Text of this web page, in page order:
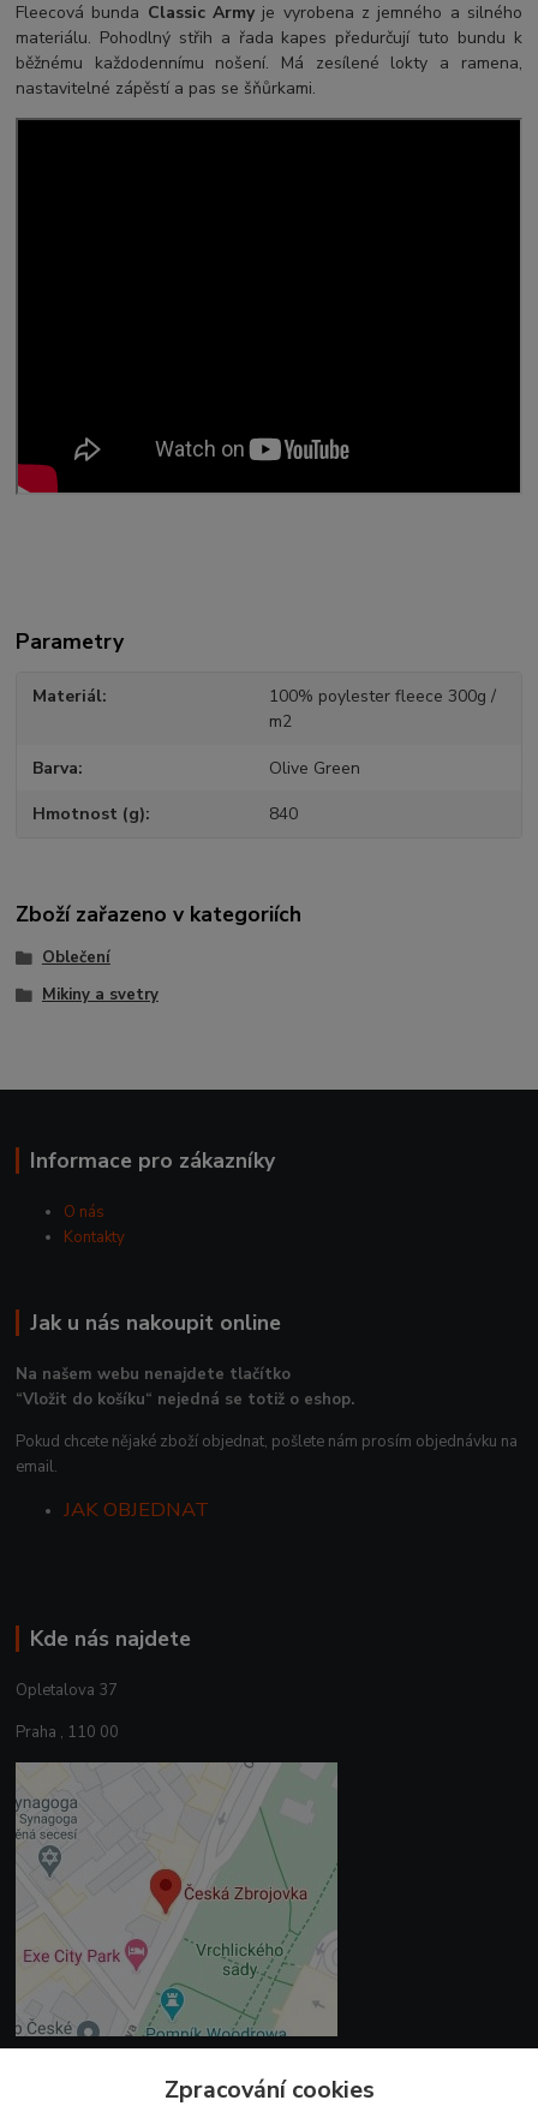
Fleecová bunda Classic Armyje vyrobena z jemného a silného
materiálu. Pohodlný střih a řada kapes předurčují tuto bundu k
běžnému každodennímu nošení. Má zesílené lokty a ramena,
nastavitelné zápěstí a pas se šňůrkami.
Parametry
Materiál
100% poylester fleece 300g /
m2
Barva Olive Green
Hmotnost (g) 840
Zboží zařazeno v kategoriích
Oblečení
Mikiny a svetry
Informace pro zákazníky
O nás
Kontakty
Jak u nás nakoupit online
Na našem webu nenajdete tlačítko
“Vložit do košíku“ nejedná se totiž o eshop.
Pokud chcete nějaké zboží objednat, pošlete nám prosím objednávku na
email.
JAK OBJEDNAT
Kde nás najdete
Opletalova 37
Praha , 110 00
Zpracování cookies